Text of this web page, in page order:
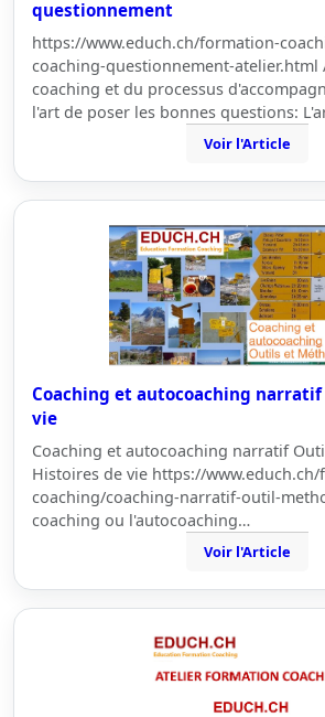
questionnement
https://www.educh.ch/formation-
coaching-questionnement-atelier.html
coaching et du processus
l'art de poser les bonnes questions:
Voir l'Article
Coaching et autocoaching
vie
Coaching et autocoaching narratif
Histoires de vie https://
coaching/coaching-narratif-outil-
coaching ou l'autocoaching…
Voir l'Article